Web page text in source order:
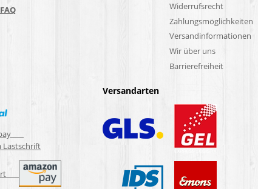
FAQ
Widerrufsrecht
Zahlungsmöglichkeiten
Versandinformationen
Wir über uns
Barrierefreiheit
Versandarten